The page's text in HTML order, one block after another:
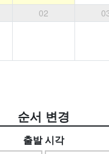
02
순서 변경
출발 시각